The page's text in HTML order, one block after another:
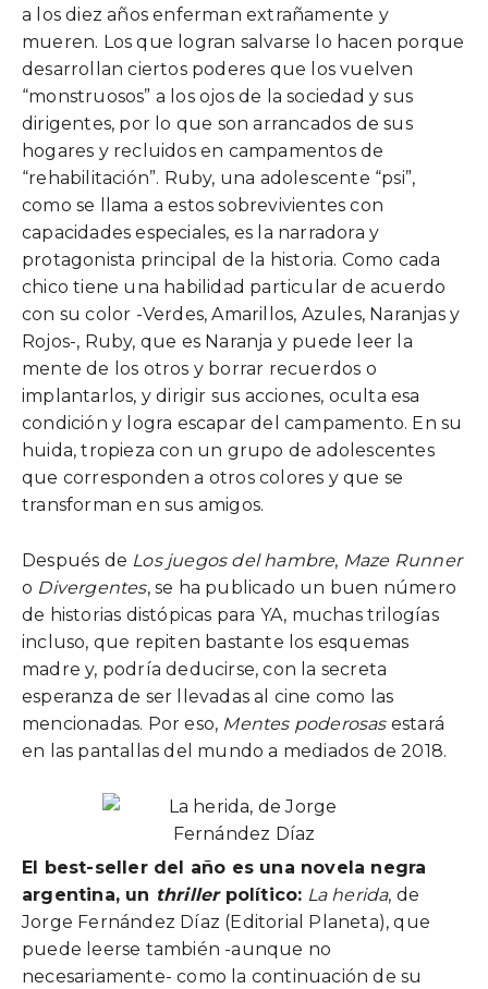
a los diez años enferman extrañamente y
mueren. Los que logran salvarse lo hacen porque
desarrollan ciertos poderes que los vuelven
“monstruosos” a los ojos de la sociedad y sus
dirigentes, por lo que son arrancados de sus
hogares y recluidos en campamentos de
“rehabilitación”. Ruby, una adolescente “psi”,
como se llama a estos sobrevivientes con
capacidades especiales, es la narradora y
protagonista principal de la historia. Como cada
chico tiene una habilidad particular de acuerdo
con su color -Verdes, Amarillos, Azules, Naranjas y
Rojos-, Ruby, que es Naranja y puede leer la
mente de los otros y borrar recuerdos o
implantarlos, y dirigir sus acciones, oculta esa
condición y logra escapar del campamento. En su
huida, tropieza con un grupo de adolescentes
que corresponden a otros colores y que se
transforman en sus amigos.
Después de Los juegos del hambre, Maze Runner
o Divergentes, se ha publicado un buen número
de historias distópicas para YA, muchas trilogías
incluso, que repiten bastante los esquemas
madre y, podría deducirse, con la secreta
esperanza de ser llevadas al cine como las
mencionadas. Por eso, Mentes poderosasestará
en las pantallas del mundo a mediados de 2018.
El best-seller del año es una novela negra
argentina, un thrillerpolítico: La herida, de
Jorge Fernández Díaz (Editorial Planeta), que
puede leerse también -aunque no
necesariamente- como la continuación de su